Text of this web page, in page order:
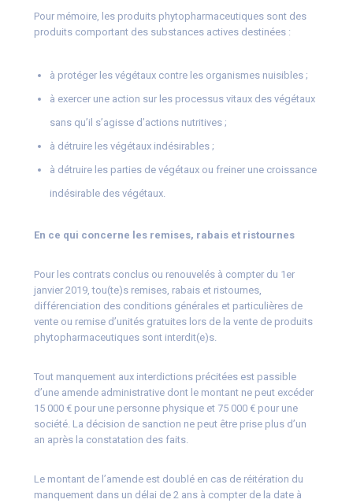
Pour mémoire, les produits phytopharmaceutiques sont des
produits comportant des substances actives destinées :
à protéger les végétaux contre les organismes nuisibles ;
à exercer une action sur les processus vitaux des végétaux
sans qu’il s’agisse d’actions nutritives ;
à détruire les végétaux indésirables ;
à détruire les parties de végétaux ou freiner une croissance
indésirable des végétaux.
En ce qui concerne les remises, rabais et ristournes
Pour les contrats conclus ou renouvelés à compter du 1er
janvier 2019, tou(te)s remises, rabais et ristournes,
différenciation des conditions générales et particulières de
vente ou remise d’unités gratuites lors de la vente de produits
phytopharmaceutiques sont interdit(e)s.
Tout manquement aux interdictions précitées est passible
d’une amende administrative dont le montant ne peut excéder
15 000 € pour une personne physique et 75 000 € pour une
société. La décision de sanction ne peut être prise plus d’un
an après la constatation des faits.
Le montant de l’amende est doublé en cas de réitération du
manquement dans un délai de 2 ans à compter de la date à